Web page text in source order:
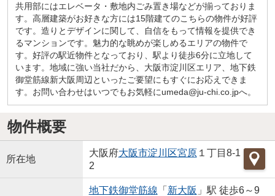
共用部にはエレベータ・敷地内ごみ置き場などが揃っておりま
す。高層建築がお好きな方には15階建てのこちらの物件が好評
です。造りとデザインに関して、自信をもって情報を提供でき
るマンションです。魅力的な眺めが楽しめるエリアの物件で
す。好評の駅近物件となっており、駅より徒歩6分に立地して
います。地域に強い当社だから、大阪市淀川区エリア、地下鉄
御堂筋線新大阪周辺といったご要望にもすぐにお応えできま
す。お問い合わせはいつでもお気軽にumeda@ju-chi.co.jpへ。
物件概要
所在地
大阪府大阪市淀川区宮原１丁目8-1
2
地下鉄御堂筋線 「 新大阪 」駅 徒歩6～9